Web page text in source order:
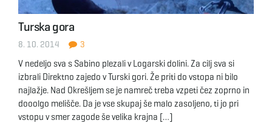
n
Turska gora
8. 10. 2014 3
V nedeljo sva s Sabino plezali v Logarski dolini. Za cilj sva si
izbrali Direktno zajedo v Turski gori. Že priti do vstopa ni bilo
najlažje. Nad Okrešljem se je namreč treba vzpeti čez zoprno in
dooolgo melišče. Da je vse skupaj še malo zasoljeno, ti jo pri
vstopu v smer zagode še velika krajna […]